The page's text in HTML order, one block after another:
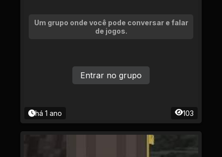
Um grupo onde você pode conversar e falar
de jogos.
há 1 ano 103
Entrar no grupo